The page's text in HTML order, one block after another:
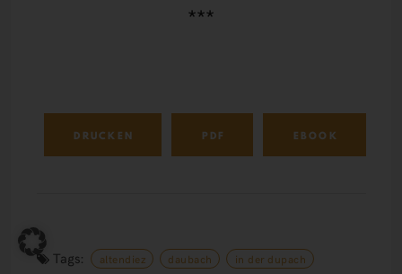
***
DRUCKEN PDF EBOOK
Tags: altendiez daubach in der dupach